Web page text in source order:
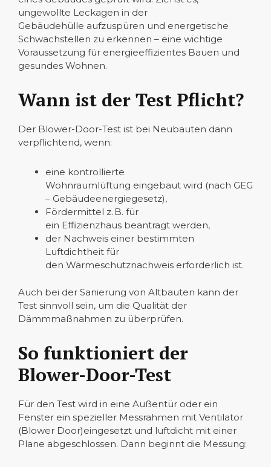
ungewollte Leckagen in der
Gebäudehülle aufzuspüren und energetische
Schwachstellen zu erkennen – eine wichtige
Voraussetzung für energieeffizientes Bauen und
gesundes Wohnen.
Wann ist der Test Pflicht?
Der Blower-Door-Test ist bei Neubauten dann
verpflichtend, wenn:
eine kontrollierte
Wohnraumlüftung eingebaut wird (nach GEG
– Gebäudeenergiegesetz),
Fördermittel z. B. für
ein Effizienzhaus beantragt werden,
der Nachweis einer bestimmten
Luftdichtheit für
den Wärmeschutznachweis erforderlich ist.
Auch bei der Sanierung von Altbauten kann der
Test sinnvoll sein, um die Qualität der
Dämmmaßnahmen zu überprüfen.
So funktioniert der
Blower-Door-Test
Für den Test wird in eine Außentür oder ein
Fenster ein spezieller Messrahmen mit Ventilator
(Blower Door)eingesetzt und luftdicht mit einer
Plane abgeschlossen. Dann beginnt die Messung: